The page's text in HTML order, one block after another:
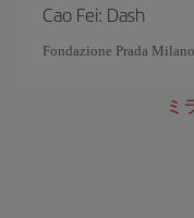
Cao Fei: Dash
Fondazione Prada Milano
ミ